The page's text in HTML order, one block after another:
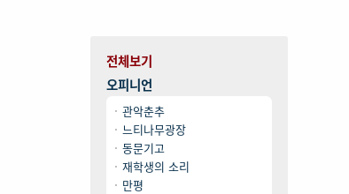
전체보기
오피니언
관악춘추
느티나무광장
동문기고
재학생의 소리
만평